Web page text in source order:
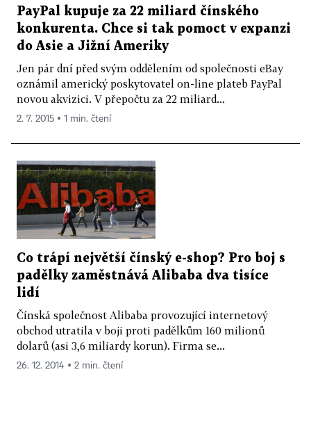
PayPal kupuje za 22 miliard čínského
konkurenta. Chce si tak pomoct v expanzi
do Asie a Jižní Ameriky
Jen pár dní před svým oddělením od společnosti eBay
oznámil americký poskytovatel on-line plateb PayPal
novou akvizici. V přepočtu za 22 miliard...
2. 7. 2015 ▪ 1 min. čtení
Co trápí největší čínský e-shop? Pro boj s
padělky zaměstnává Alibaba dva tisíce
lidí
Čínská společnost Alibaba provozující internetový
obchod utratila v boji proti padělkům 160 milionů
dolarů (asi 3,6 miliardy korun). Firma se...
26. 12. 2014 ▪ 2 min. čtení